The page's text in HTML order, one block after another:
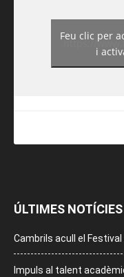
https://
Feu clic per
i
ÚLTIMES NOTÍCIES
Cambrils acull el
Impuls al talent